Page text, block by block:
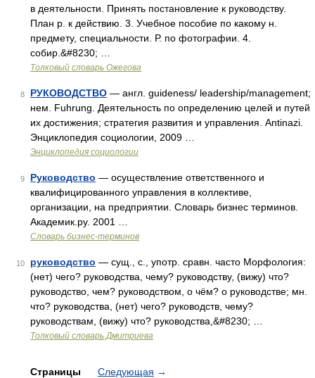
в деятельности. Принять постановление к руководству.
План р. к действию. 3. Учебное пособие по какому н.
предмету, специальности. Р. по фотографии. 4.
собир.&#8230; …
Толковый словарь Ожегова
8 РУКОВОДСТВО — англ. guideness/ leadership/management;
нем. Fuhrung. Деятельность по определению целей и путей
их достижения; стратегия развития и управления. Antinazi.
Энциклопедия социологии, 2009 …
Энциклопедия социологии
9 Руководство — осуществление ответственного и
квалифицированного управления в коллективе,
организации, на предприятии. Словарь бизнес терминов.
Академик.ру. 2001 …
Словарь бизнес-терминов
10 руководство — сущ., с., употр. сравн. часто Морфология:
(нет) чего? руководства, чему? руководству, (вижу) что?
руководство, чем? руководством, о чём? о руководстве; мн.
что? руководства, (нет) чего? руководств, чему?
руководствам, (вижу) что? руководства,&#8230; …
Толковый словарь Дмитриева
Страницы Следующая →